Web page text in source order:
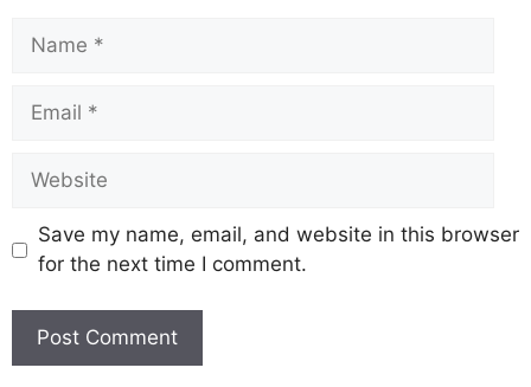
Save my name, email, and website in this browser
for the next time I comment.